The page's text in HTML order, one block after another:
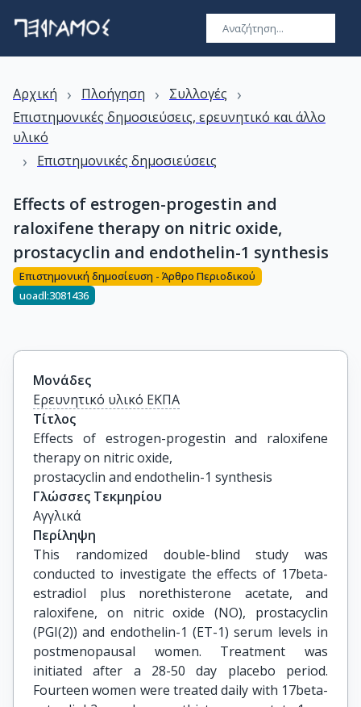
Αρχική › Πλοήγηση › Συλλογές ›
Επιστημονικές δημοσιεύσεις, ερευνητικό και άλλο
υλικό
› Επιστημονικές δημοσιεύσεις
Effects of estrogen-progestin and
raloxifene therapy on nitric oxide,
prostacyclin and endothelin-1 synthesis
Επιστημονική δημοσίευση - Άρθρο Περιοδικού
uoadl:3081436
Μονάδες
Ερευνητικό υλικό ΕΚΠΑ
Τίτλος
Effects of estrogen-progestin and raloxifene
therapy on nitric oxide,
prostacyclin and endothelin-1 synthesis
Γλώσσες Τεκμηρίου
Αγγλικά
Περίληψη
This randomized double-blind study was
conducted to investigate the effects of 17beta-
estradiol plus norethisterone acetate, and
raloxifene, on nitric oxide (NO), prostacyclin
(PGI(2)) and endothelin-1 (ET-1) serum levels in
postmenopausal women. Treatment was
initiated after a 28-50 day placebo period.
Fourteen women were treated daily with 17beta-